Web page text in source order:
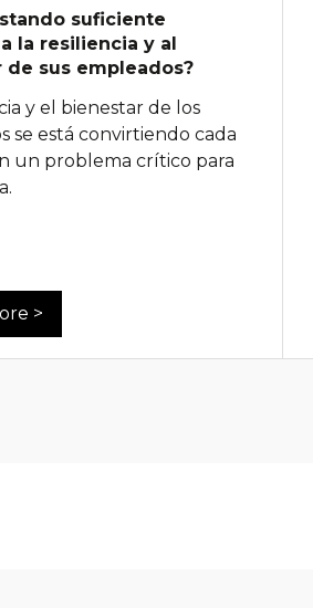
suficiente
la resiliencia y al
de sus empleados?
y el bienestar de los
se está convirtiendo cada
un problema crítico para
>